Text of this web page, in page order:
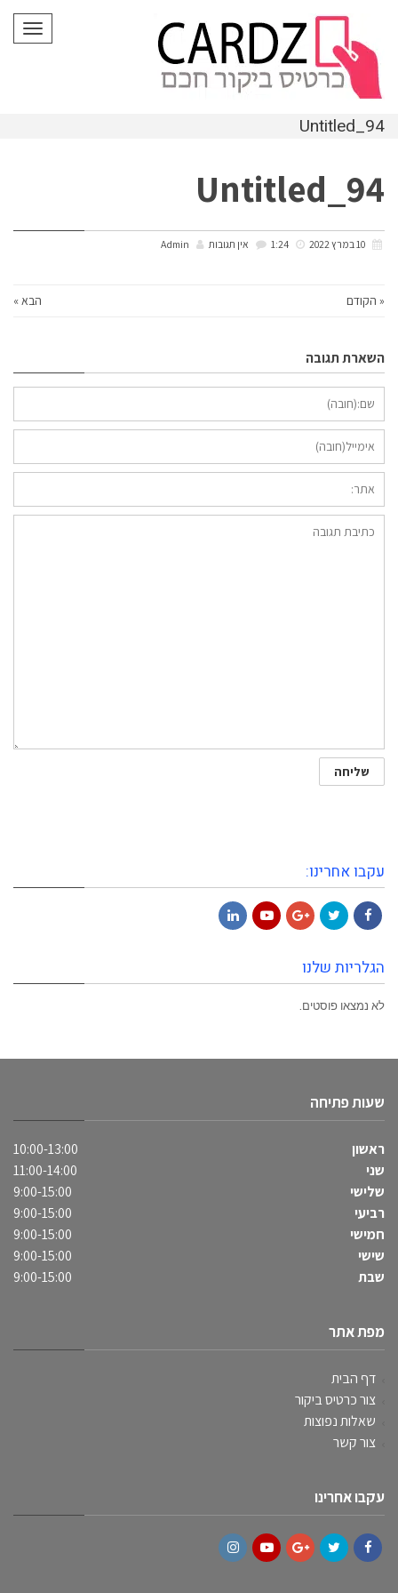
תפריט
Untitled_94
Untitled_94
אין תגובות Admin
« הקודם הבא »
השארת תגובה
עקבו אחרינו:
הגלריות שלנו
לא נמצאו פוסטים.
שעות פתיחה
ראשון
10:00-13:00
שני
11:00-14:00
שלישי
9:00-15:00
רביעי
9:00-15:00
חמישי
9:00-15:00
שישי
9:00-15:00
שבת
9:00-15:00
מפת אתר
דף הבית
צור כרטיס ביקור
שאלות נפוצות
צור קשר
עקבו אחרינו